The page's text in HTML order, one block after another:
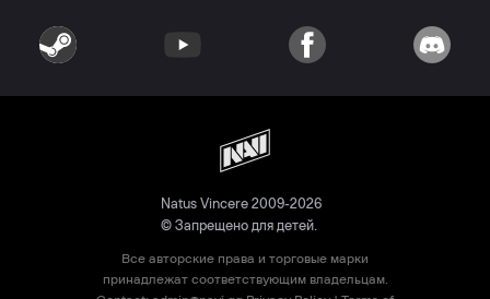
Natus Vincere 2009-2026
© Запрещено для детей.
Все авторские права и торговые марки
принадлежат соответствующим владельцам.